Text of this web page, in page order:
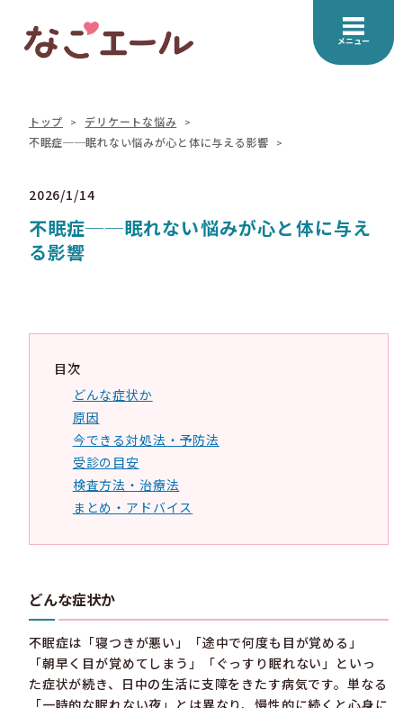
メニュー
トップ
デリケートな悩み
不眠症──眠れない悩みが心と体に与える影響
2026/1/14
不眠症──眠れない悩みが心と体に与え
る影響
目次
どんな症状か
原因
今できる対処法・予防法
受診の目安
検査方法・治療法
まとめ・アドバイス
どんな症状か
不眠症は「寝つきが悪い」「途中で何度も目が覚める」
「朝早く目が覚めてしまう」「ぐっすり眠れない」といっ
た症状が続き、日中の生活に支障をきたす病気です。単なる